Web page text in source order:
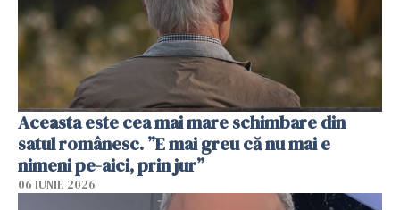
Aceasta este cea mai mare schimbare din
satul românesc. ”E mai greu că nu mai e
nimeni pe-aici, prin jur”
06 IUNIE 2026